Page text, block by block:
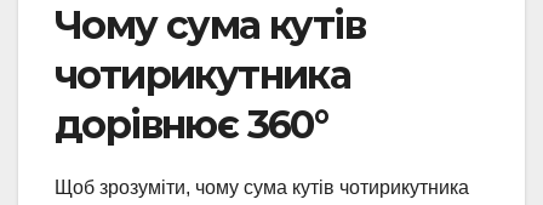
Чому сума кутів
чотирикутника
дорівнює 360°
Щоб зрозуміти, чому сума кутів чотирикутника